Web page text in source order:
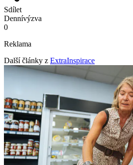
Sdílet
Dennívýzva
0
Reklama
Další články z ExtraInspirace